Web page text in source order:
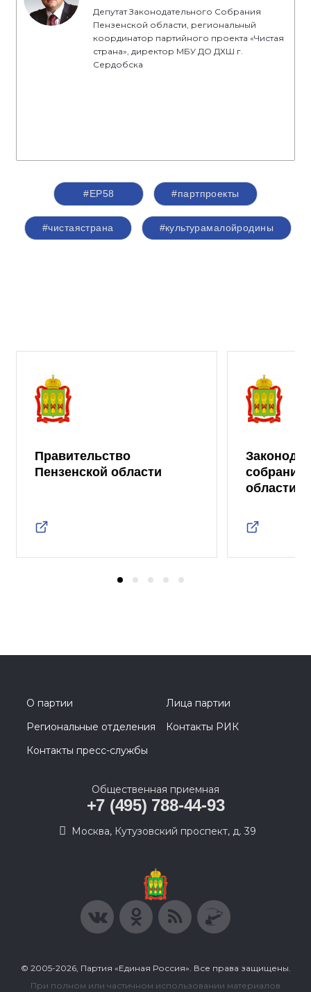
Депутат Законодательного Собрания
Пензенской области, региональный
координатор партийного проекта «Чистая
страна», директор МБУ ДО ДХШ г.
Сердобска
#ЕР58 #партпроекты
#чистаястрана #культурамалойродины
Правительство
Пензенской области
собрание
области
О партии
Лица партии
Региональные отделения
Контакты РИК
Контакты пресс-службы
Общественная приемная
+7 (495) 788-44-93
Москва, Кутузовский проспект, д. 39
© 2005-2026, Партия «Единая Россия». Все права защищены.
При полном или частичном использовании материалов